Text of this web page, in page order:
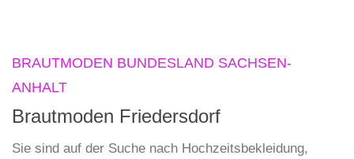
BRAUTMODEN BUNDESLAND SACHSEN-
ANHALT
Brautmoden Friedersdorf
Sie sind auf der Suche nach Hochzeitsbekleidung,